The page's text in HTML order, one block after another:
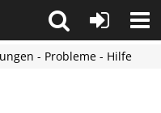
- Probleme - Hilfe